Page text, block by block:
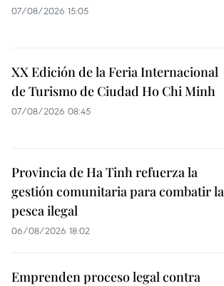
07/08/2026 15:05
XX Edición de la Feria Internacional
de Turismo de Ciudad Ho Chi Minh
07/08/2026 08:45
Provincia de Ha Tinh refuerza la
gestión comunitaria para combatir la
pesca ilegal
06/08/2026 18:02
Emprenden proceso legal contra